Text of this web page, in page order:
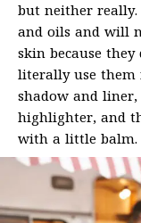
but neither really.
and oils and will
skin because they
literally use them
shadow and
highlighter, and
with a little balm.